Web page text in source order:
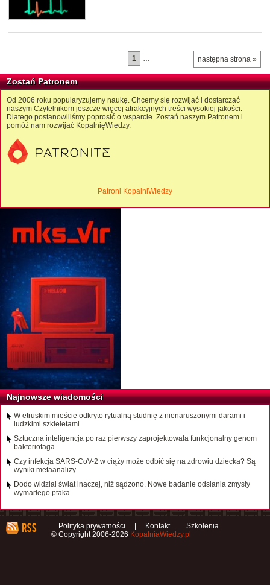
następna strona »
1
Zostań Patronem
Od 2006 roku popularyzujemy naukę. Chcemy się rozwijać i dostarczać
naszym Czytelnikom jeszcze więcej atrakcyjnych treści wysokiej jakości.
Dlatego postanowiliśmy poprosić o wsparcie. Zostań naszym Patronem i
pomóż nam rozwijać KopalnięWiedzy.
Patroni KopalniWiedzy
Najnowsze wiadomości
W etruskim mieście odkryto rytualną studnię z nienaruszonymi darami i
ludzkimi szkieletami
Sztuczna inteligencja po raz pierwszy zaprojektowała funkcjonalny genom
bakteriofaga
Czy infekcja SARS-CoV-2 w ciąży może odbić się na zdrowiu dziecka? Są
wyniki metaanalizy
Dodo widział świat inaczej, niż sądzono. Nowe badanie odsłania zmysły
wymarłego ptaka
Polityka prywatności | Kontakt
Szkolenia
© Copyright 2006-2026 KopalniaWiedzy.pl